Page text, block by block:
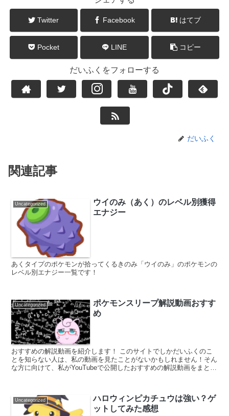
Twitter Facebook はてブ
Pocket LINE コピー
だいふくをフォローする
だいふく
関連記事
Uncategorized
ウイのみ（あく）のレベル別獲得
エナジー
あくタイプのポケモンが拾ってくるきのみ「ウイのみ」のポケモンの
レベル別エナジー一覧です！
Uncategorized
ポケモンスリープ解説動画おすす
め
おすすめの解説動画を紹介します！ このサイトでしかだいふくのこ
とを知らない人は、私の動画を見たことがないかもしれません！そん
な方に向けて、私がYouTubeで公開したおすすめの解説動画をまとめ
Uncategorized
ハロウィンピカチュウは強い？ゲ
ットしてみた感想